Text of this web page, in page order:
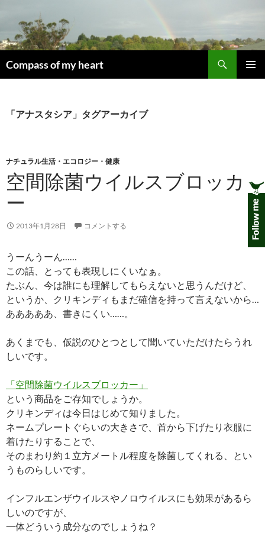
ン
ツ
へ
Compass of my heart
索
「アナスタシア」タグアーカイブ
ナチュラル生活・エコロジー・健康
空間除菌ウイルスブロッカ
ー
2013年1月28日 コメントする
うーんうーん……
この話、とっても表現しにくいなぁ。
たぶん、今は誰にも理解してもらえないと思うんだけど、
というか、クリキンディもまだ確信を持って言えないから…
あああああ、書きにくい……。
あくまでも、仮説のひとつとして聞いていただけたらうれ
しいです。
「空間除菌ウイルスブロッカー」
という商品をご存知でしょうか。
クリキンディは今日はじめて知りました。
ネームプレートぐらいの大きさで、首から下げたり衣服に
着けたりすることで、
そのまわり約１立方メートル程度を除菌してくれる、とい
うものらしいです。
インフルエンザウイルスやノロウイルスにも効果があるら
しいのですが、
一体どういう成分なのでしょうね？